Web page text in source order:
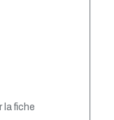
la fiche